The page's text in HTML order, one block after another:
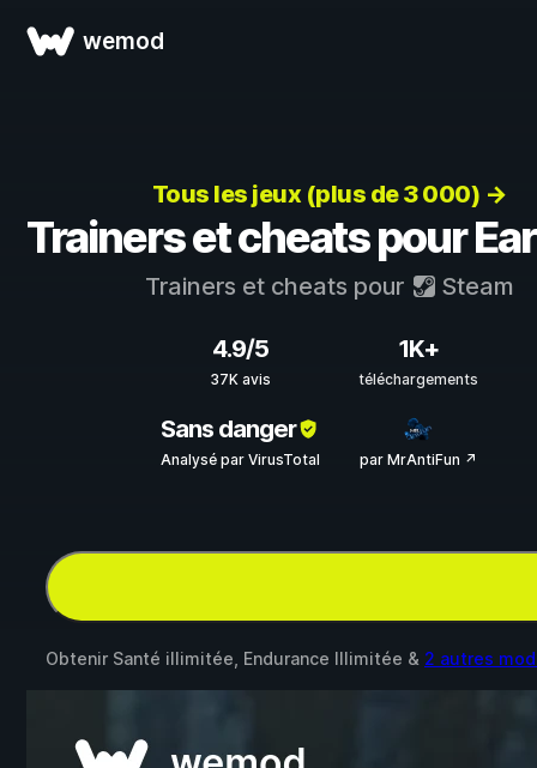
wemod
Tous les jeux (plus de 3 000) →
Trainers et cheats pour
Trainers et cheats pour Steam
4.9/5
37K avis
1K+
téléchargements
Sans danger
Analysé par VirusTotal par MrAntiFun ↗
Obtenir Santé illimitée, Endurance Illimitée & 2 autres